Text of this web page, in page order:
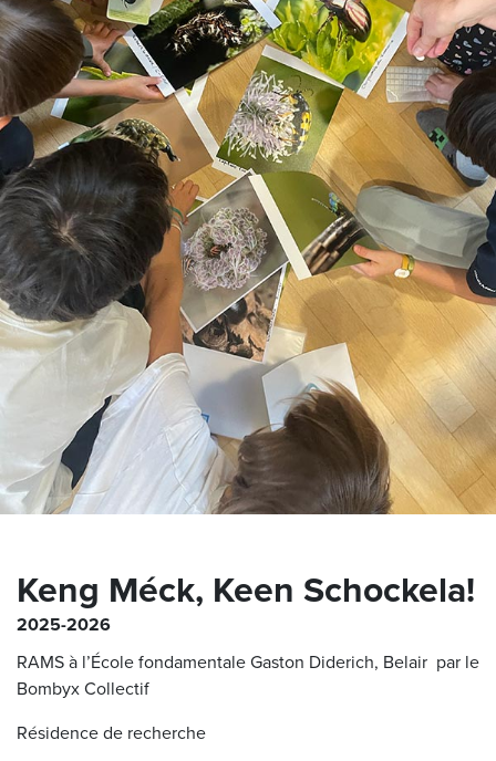
Keng Méck, Keen Schockela!
2025-2026
RAMS à l’École fondamentale Gaston Diderich, Belair par le
Bombyx Collectif
Résidence de recherche